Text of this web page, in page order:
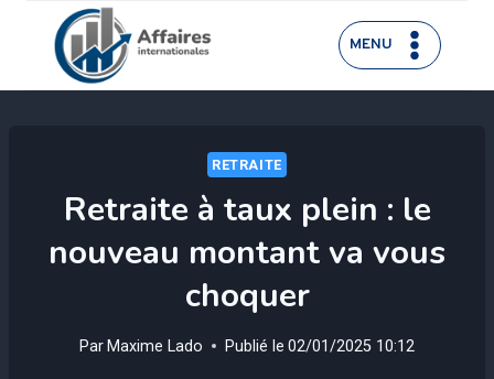
contenu
MENU
RETRAITE
Retraite à taux plein : le
nouveau montant va vous
choquer
Par Maxime Lado Publié le 02/01/2025 10:12